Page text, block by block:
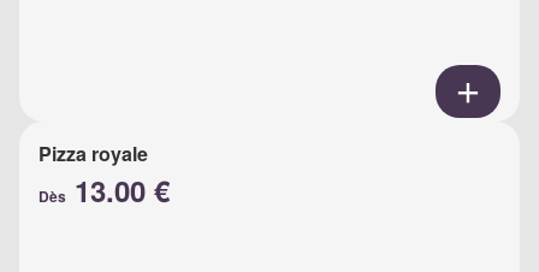
Pizza royale
Dès 13.00 €